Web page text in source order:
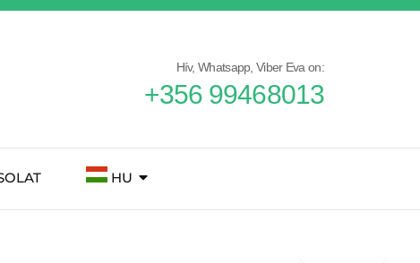
Hív, Whatsapp, Viber Eva on:
+356 99468013
HU